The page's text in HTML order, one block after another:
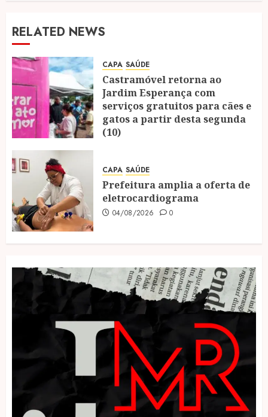
RELATED NEWS
CAPA SAÚDE
Castramóvel retorna ao
Jardim Esperança com
serviços gratuitos para cães e
gatos a partir desta segunda
(10)
CAPA SAÚDE
Prefeitura amplia a oferta de
eletrocardiograma
04/08/2026 0